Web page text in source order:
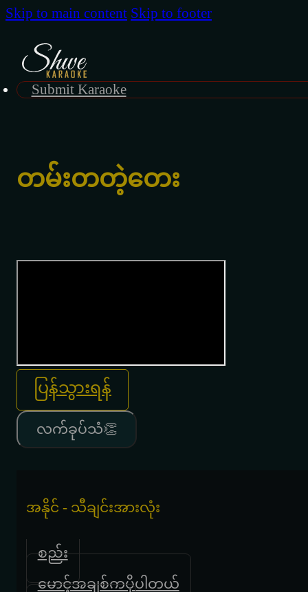
Skip to main content Skip to footer
Submit Karaoke
တမ်းတတဲ့တေး
ပြန်သွားရန်
လက်ခုပ်သံ👏
အနိုင် - သီချင်းအားလုံး
စည်း
မောင့်အချစ်ကပိုပါတယ်